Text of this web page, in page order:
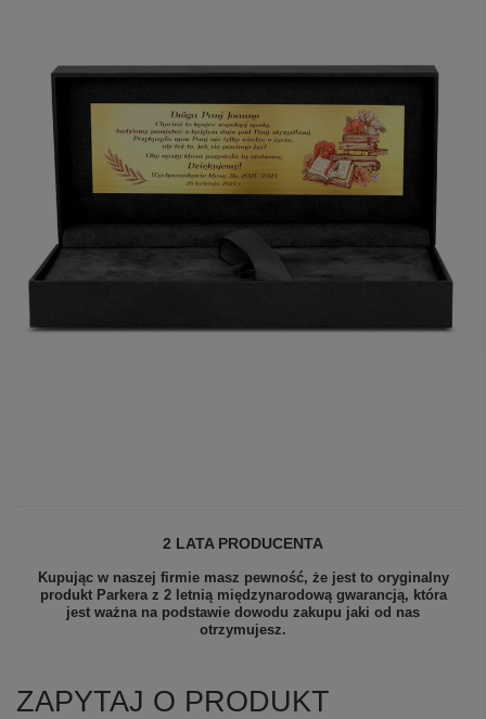
2 LATA PRODUCENTA
Kupując w naszej firmie masz pewność, że jest to oryginalny
produkt Parkera z 2 letnią międzynarodową gwarancją, która
jest ważna na podstawie dowodu zakupu jaki od nas
otrzymujesz.
ZAPYTAJ O PRODUKT